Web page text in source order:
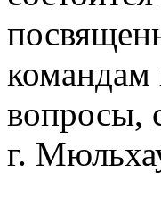
командам
вопросы,
г.